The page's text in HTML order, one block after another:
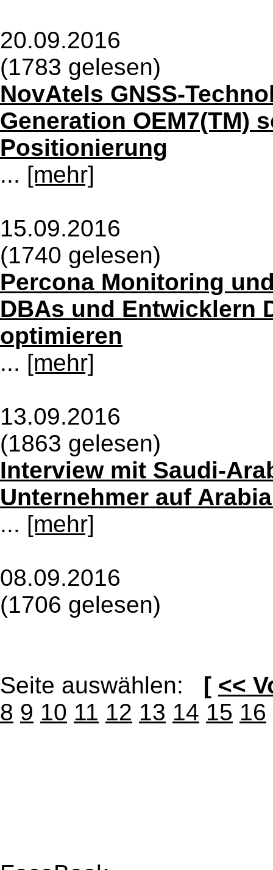
20.09.2016
(1783 gelesen)
NovAtels GNSS-
Generation OEM7(TM)
Positionierung
... [mehr]
15.09.2016
(1740 gelesen)
Percona Monitoring
DBAs und Entwicklern
optimieren
... [mehr]
13.09.2016
(1863 gelesen)
Interview mit Saudi-
Unternehmer auf
... [mehr]
08.09.2016
(1706 gelesen)
Seite auswählen: [ <<
8 9 10 11 12 13 14 15 16